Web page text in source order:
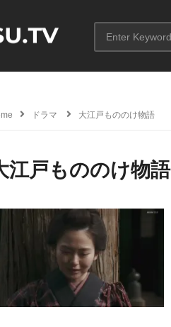
ドラマ 大江戸もののけ物語
江戸もののけ物語